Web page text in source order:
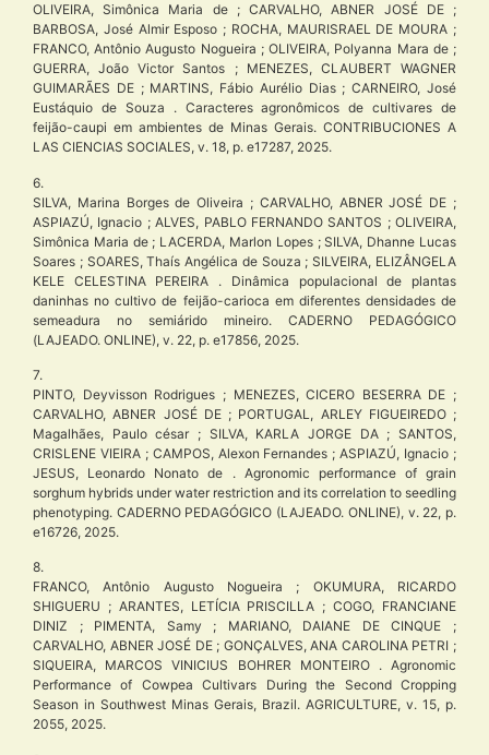
OLIVEIRA, Simônica Maria de ; CARVALHO, ABNER JOSÉ DE ;
BARBOSA, José Almir Esposo ; ROCHA, MAURISRAEL DE MOURA ;
FRANCO, Antônio Augusto Nogueira ; OLIVEIRA, Polyanna Mara de ;
GUERRA, João Victor Santos ; MENEZES, CLAUBERT WAGNER
GUIMARÃES DE ; MARTINS, Fábio Aurélio Dias ; CARNEIRO, José
Eustáquio de Souza . Caracteres agronômicos de cultivares de
feijão-caupi em ambientes de Minas Gerais. CONTRIBUCIONES A
LAS CIENCIAS SOCIALES, v. 18, p. e17287, 2025.
6.
SILVA, Marina Borges de Oliveira ; CARVALHO, ABNER JOSÉ DE ;
ASPIAZÚ, Ignacio ; ALVES, PABLO FERNANDO SANTOS ; OLIVEIRA,
Simônica Maria de ; LACERDA, Marlon Lopes ; SILVA, Dhanne Lucas
Soares ; SOARES, Thaís Angélica de Souza ; SILVEIRA, ELIZÂNGELA
KELE CELESTINA PEREIRA . Dinâmica populacional de plantas
daninhas no cultivo de feijão-carioca em diferentes densidades de
semeadura no semiárido mineiro. CADERNO PEDAGÓGICO
(LAJEADO. ONLINE), v. 22, p. e17856, 2025.
7.
PINTO, Deyvisson Rodrigues ; MENEZES, CICERO BESERRA DE ;
CARVALHO, ABNER JOSÉ DE ; PORTUGAL, ARLEY FIGUEIREDO ;
Magalhães, Paulo césar ; SILVA, KARLA JORGE DA ; SANTOS,
CRISLENE VIEIRA ; CAMPOS, Alexon Fernandes ; ASPIAZÚ, Ignacio ;
JESUS, Leonardo Nonato de . Agronomic performance of grain
sorghum hybrids under water restriction and its correlation to seedling
phenotyping. CADERNO PEDAGÓGICO (LAJEADO. ONLINE), v. 22, p.
e16726, 2025.
8.
FRANCO, Antônio Augusto Nogueira ; OKUMURA, RICARDO
SHIGUERU ; ARANTES, LETÍCIA PRISCILLA ; COGO, FRANCIANE
DINIZ ; PIMENTA, Samy ; MARIANO, DAIANE DE CINQUE ;
CARVALHO, ABNER JOSÉ DE ; GONÇALVES, ANA CAROLINA PETRI ;
SIQUEIRA, MARCOS VINICIUS BOHRER MONTEIRO . Agronomic
Performance of Cowpea Cultivars During the Second Cropping
Season in Southwest Minas Gerais, Brazil. AGRICULTURE, v. 15, p.
2055, 2025.